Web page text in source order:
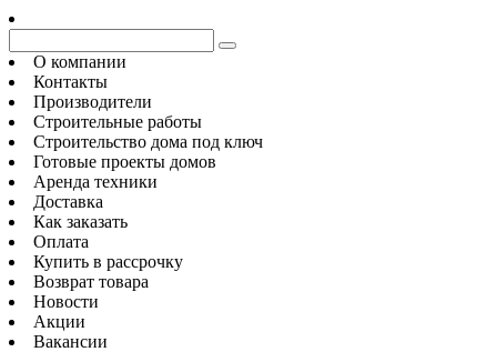
О компании
Контакты
Производители
Строительные работы
Строительство дома под ключ
Готовые проекты домов
Аренда техники
Доставка
Как заказать
Оплата
Купить в рассрочку
Возврат товара
Новости
Акции
Вакансии